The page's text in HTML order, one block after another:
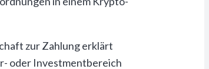
zur Zahlung erklärt
oder Investmentbereich